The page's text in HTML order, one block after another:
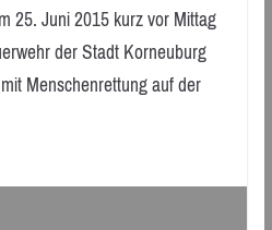
25. Juni 2015 kurz vor Mittag
der Stadt Korneuburg
Menschenrettung auf der